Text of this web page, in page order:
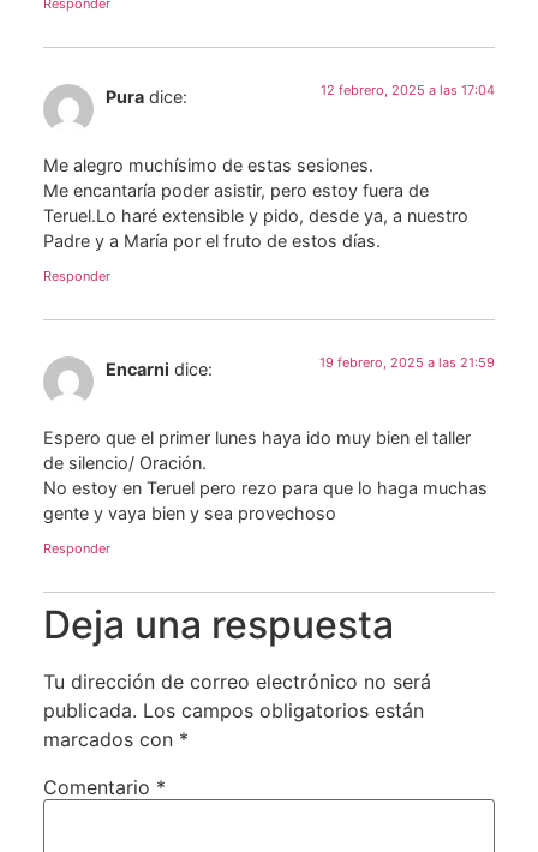
Responder
Pura dice: 12 febrero, 2025 a las 17:04
Me alegro muchísimo de estas sesiones.
Me encantaría poder asistir, pero estoy fuera de
Teruel.Lo haré extensible y pido, desde ya, a nuestro
Padre y a María por el fruto de estos días.
Responder
Encarni dice: 19 febrero, 2025 a las 21:59
Espero que el primer lunes haya ido muy bien el taller
de silencio/ Oración.
No estoy en Teruel pero rezo para que lo haga muchas
gente y vaya bien y sea provechoso
Responder
Deja una respuesta
Tu dirección de correo electrónico no será
publicada. Los campos obligatorios están
marcados con *
Comentario *